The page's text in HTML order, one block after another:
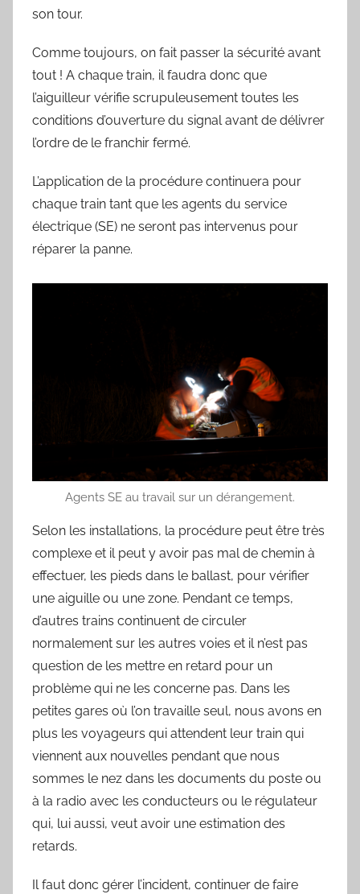
son tour.
Comme toujours, on fait passer la sécurité avant
tout ! A chaque train, il faudra donc que
l’aiguilleur vérifie scrupuleusement toutes les
conditions d’ouverture du signal avant de délivrer
l’ordre de le franchir fermé.
L’application de la procédure continuera pour
chaque train tant que les agents du service
électrique (SE) ne seront pas intervenus pour
réparer la panne.
Agents SE au travail sur un dérangement.
Selon les installations, la procédure peut être très
complexe et il peut y avoir pas mal de chemin à
effectuer, les pieds dans le ballast, pour vérifier
une aiguille ou une zone. Pendant ce temps,
d’autres trains continuent de circuler
normalement sur les autres voies et il n’est pas
question de les mettre en retard pour un
problème qui ne les concerne pas. Dans les
petites gares où l’on travaille seul, nous avons en
plus les voyageurs qui attendent leur train qui
viennent aux nouvelles pendant que nous
sommes le nez dans les documents du poste ou
à la radio avec les conducteurs ou le régulateur
qui, lui aussi, veut avoir une estimation des
retards.
Il faut donc gérer l’incident, continuer de faire